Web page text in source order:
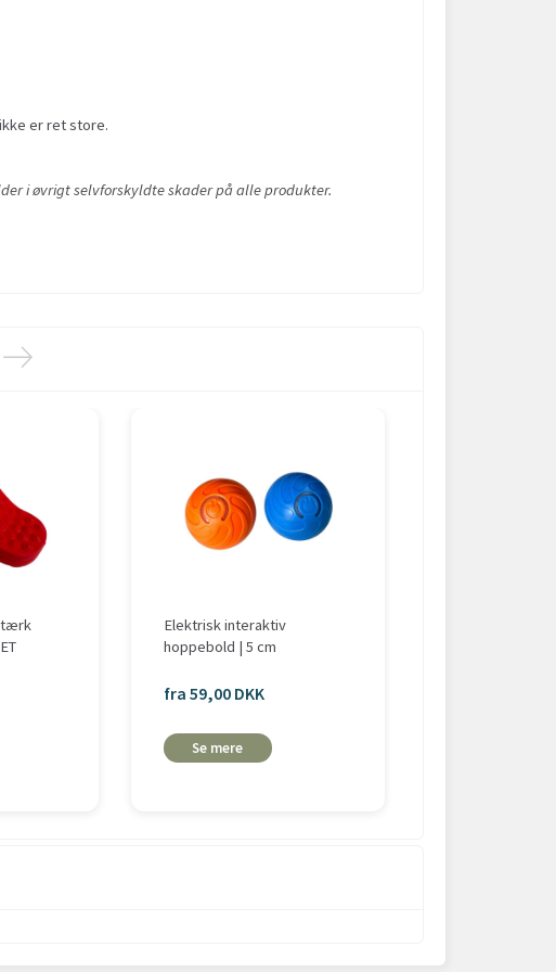
er ret store.
i øvrigt selvforskyldte skader på alle produkter.
Elektrisk interaktiv
hoppebold | 5 cm
fra 59,00 DKK
Se mere